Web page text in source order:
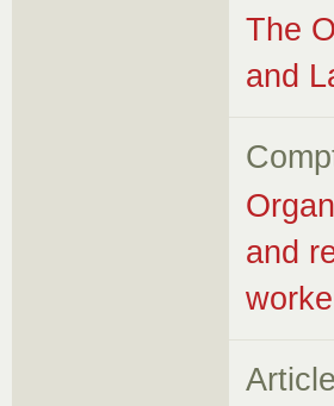
The
and
and